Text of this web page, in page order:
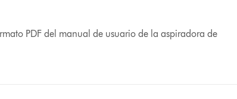
PDF del manual de usuario de la aspiradora de